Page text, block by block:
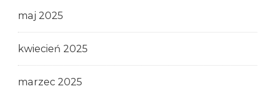
maj 2025
kwiecień 2025
marzec 2025